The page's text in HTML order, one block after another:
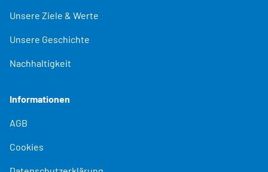
Unsere Ziele & Werte
Unsere Geschichte
Nachhaltigkeit
Informationen
AGB
Cookies